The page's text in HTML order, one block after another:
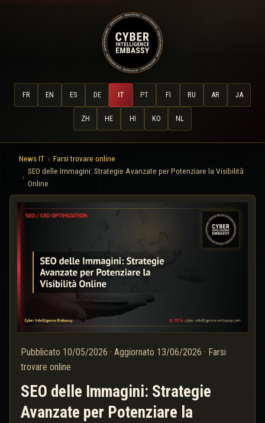
FR EN ES DE IT PT FI RU AR JA
ZH HE HI KO NL
News IT
Farsi trovare online
SEO delle Immagini: Strategie Avanzate per Potenziare la Visibilità
Online
Pubblicato 10/05/2026 · Aggiornato 13/06/2026 · Farsi
trovare online
SEO delle Immagini: Strategie
Avanzate per Potenziare la